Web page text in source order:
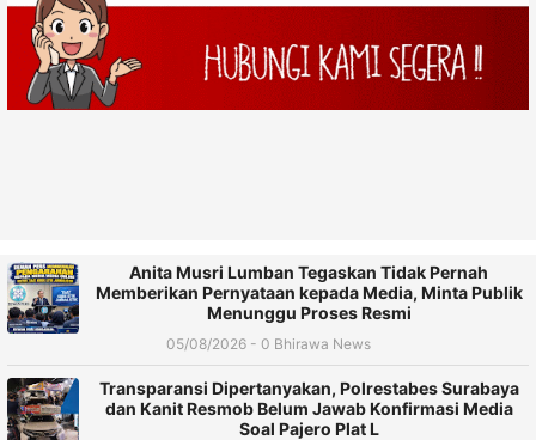
Anita Musri Lumban Tegaskan Tidak Pernah
Memberikan Pernyataan kepada Media, Minta Publik
Menunggu Proses Resmi
05/08/2026 - 0 Bhirawa News
Transparansi Dipertanyakan, Polrestabes Surabaya
dan Kanit Resmob Belum Jawab Konfirmasi Media
Soal Pajero Plat L